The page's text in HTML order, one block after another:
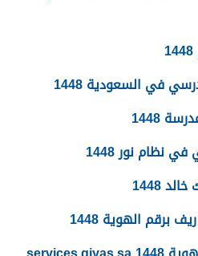
في السعودية 1448
1448
نظام نور 1448
1448
برقم الهوية 1448